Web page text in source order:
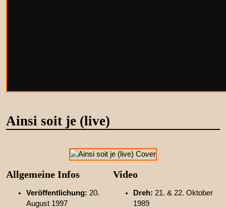
Ainsi soit je (live)
Allgemeine Infos
Veröffentlichung: 20.
August 1997
Video
Dreh: 21. & 22. Oktober
1989